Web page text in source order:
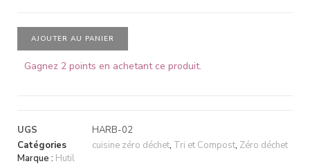
AJOUTER AU PANIER
Gagnez 2 points en achetant ce produit.
UGS
HARB-02
Catégories
cuisine zéro déchet, Tri et Compost, Zéro déchet
Marque : Hutil